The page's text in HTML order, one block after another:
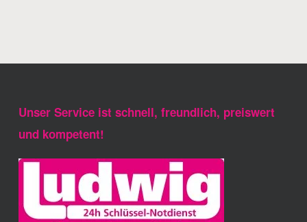
Unser Service ist schnell, freundlich, preiswert
und kompetent!